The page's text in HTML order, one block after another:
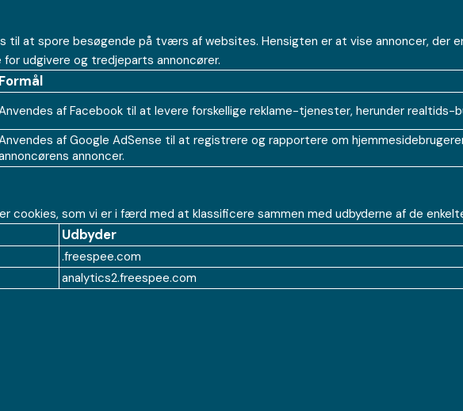
til at spore besøgende på tværs af websites. Hensigten er at vise annoncer, der
udgivere og tredjeparts annoncører.
Formål
af Facebook til at levere forskellige reklame-tjenester, herunder realtids-
af Google AdSense til at registrere og rapportere om
annoncer.
cookies, som vi er i færd med at klassificere sammen med udbyderne af de
Udbyder
.freespee.com
analytics2.freespee.com